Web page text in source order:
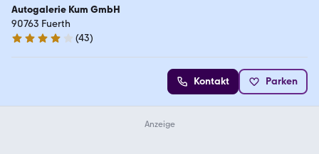
Autogalerie Kum GmbH
90763 Fuerth
4 Sterne
(43)
Kontakt Parken